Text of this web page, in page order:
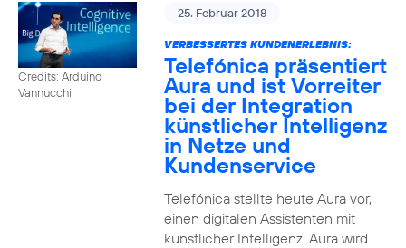
Credits: Arduino
Vannucchi
25. Februar 2018
VERBESSERTES KUNDENERLEBNIS:
Telefónica präsentiert
Aura und ist Vorreiter
bei der Integration
künstlicher Intelligenz
in Netze und
Kundenservice
Telefónica stellte heute Aura vor,
einen digitalen Assistenten mit
künstlicher Intelligenz. Aura wird